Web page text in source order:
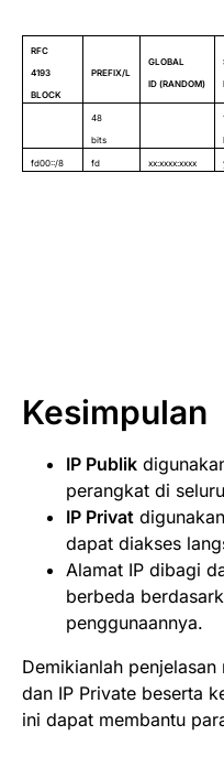
RFC
4193
BLOCK
PREFIX/L
GLOBAL
ID (RANDOM)
48
bits
fd00::/8 fd xx:xxxx:xxxx
Kesimpulan
IP Publik
perangkat di
IP Privat
dapat diakses
Alamat IP dibagi
berbeda
penggunaannya.
Demikianlah
dan IP Private beserta
ini dapat membantu